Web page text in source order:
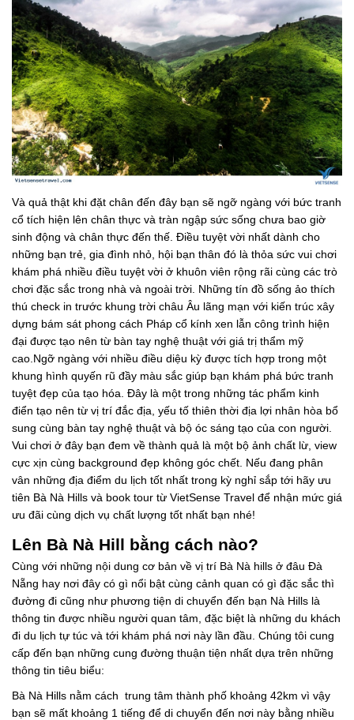
Và quả thật khi đặt chân đến đây bạn sẽ ngỡ ngàng với bức tranh
cổ tích hiện lên chân thực và tràn ngập sức sống chưa bao giờ
sinh động và chân thực đến thế. Điều tuyệt vời nhất dành cho
những bạn trẻ, gia đình nhỏ, hội bạn thân đó là thỏa sức vui chơi
khám phá nhiều điều tuyệt vời ở khuôn viên rộng rãi cùng các trò
chơi đặc sắc trong nhà và ngoài trời. Những tín đồ sống ảo thích
thú check in trước khung trời châu Âu lãng mạn với kiến trúc xây
dựng bám sát phong cách Pháp cổ kính xen lẫn công trình hiện
đại được tạo nên từ bàn tay nghệ thuật với giá trị thẩm mỹ
cao.Ngỡ ngàng với nhiều điều diệu kỳ được tích hợp trong một
khung hình quyến rũ đầy màu sắc giúp bạn khám phá bức tranh
tuyệt đẹp của tạo hóa. Đây là một trong những tác phẩm kinh
điển tạo nên từ vị trí đắc địa, yếu tố thiên thời địa lợi nhân hòa bổ
sung cùng bàn tay nghệ thuật và bộ óc sáng tạo của con người.
Vui chơi ở đây bạn đem về thành quả là một bộ ảnh chất lừ, view
cực xịn cùng background đẹp không góc chết. Nếu đang phân
vân những địa điểm du lịch tốt nhất trong kỳ nghỉ sắp tới hãy ưu
tiên Bà Nà Hills và book tour từ VietSense Travel để nhận mức giá
ưu đãi cùng dịch vụ chất lượng tốt nhất bạn nhé!
Lên Bà Nà Hill bằng cách nào?
Cùng với những nội dung cơ bản về vị trí Bà Nà hills ở đâu Đà
Nẵng hay nơi đây có gì nổi bật cùng cảnh quan có gì đặc sắc thì
đường đi cũng như phương tiện di chuyển đến bạn Nà Hills là
thông tin được nhiều người quan tâm, đặc biệt là những du khách
đi du lịch tự túc và tới khám phá nơi này lần đầu. Chúng tôi cung
cấp đến bạn những cung đường thuận tiện nhất dựa trên những
thông tin tiêu biểu:
Bà Nà Hills nằm cách trung tâm thành phố khoảng 42km vì vậy
bạn sẽ mất khoảng 1 tiếng để di chuyển đến nơi này bằng nhiều